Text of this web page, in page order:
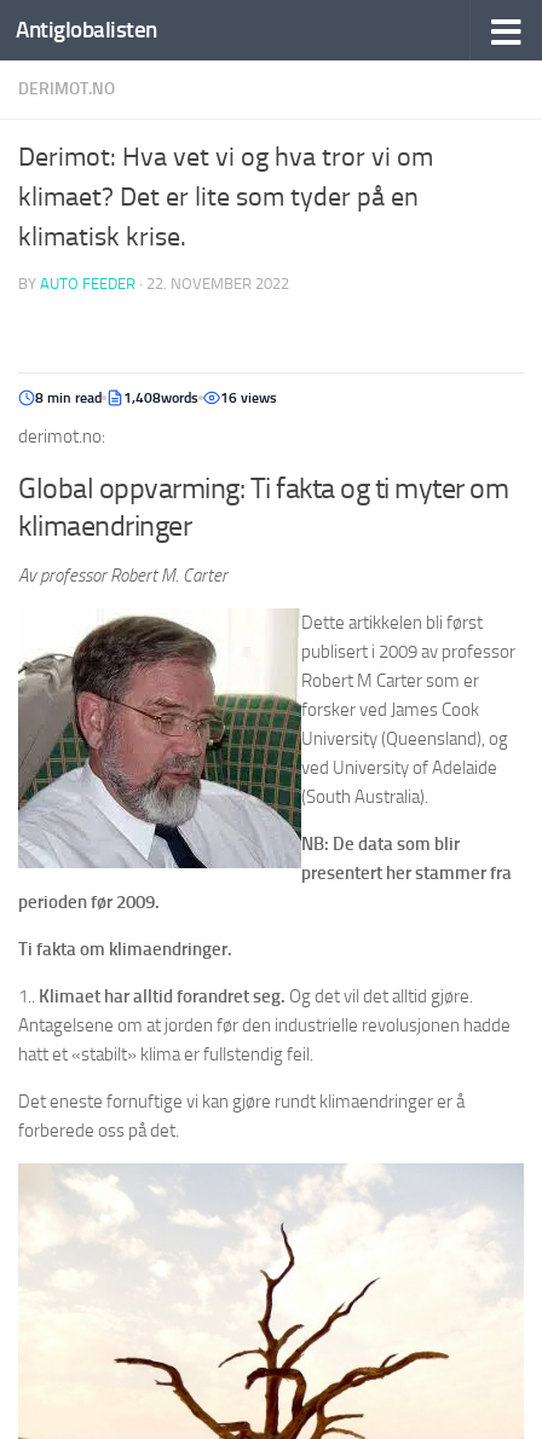
Antiglobalisten
DERIMOT.NO
Derimot: Hva vet vi og hva tror vi om
klimaet? Det er lite som tyder på en
klimatisk krise.
BY AUTO FEEDER · 22. NOVEMBER 2022
8 min read 1,408words 16 views
derimot.no:
Global oppvarming: Ti fakta og ti myter om
klimaendringer
Av professor Robert M. Carter
Dette artikkelen bli først
publisert i 2009 av professor
Robert M Carter som er
forsker ved James Cook
University (Queensland), og
ved University of Adelaide
(South Australia).
NB: De data som blir
presentert her stammer fra
perioden før 2009.
Ti fakta om klimaendringer.
1.. Klimaet har alltid forandret seg. Og det vil det alltid gjøre.
Antagelsene om at jorden før den industrielle revolusjonen hadde
hatt et «stabilt» klima er fullstendig feil.
Det eneste fornuftige vi kan gjøre rundt klimaendringer er å
forberede oss på det.